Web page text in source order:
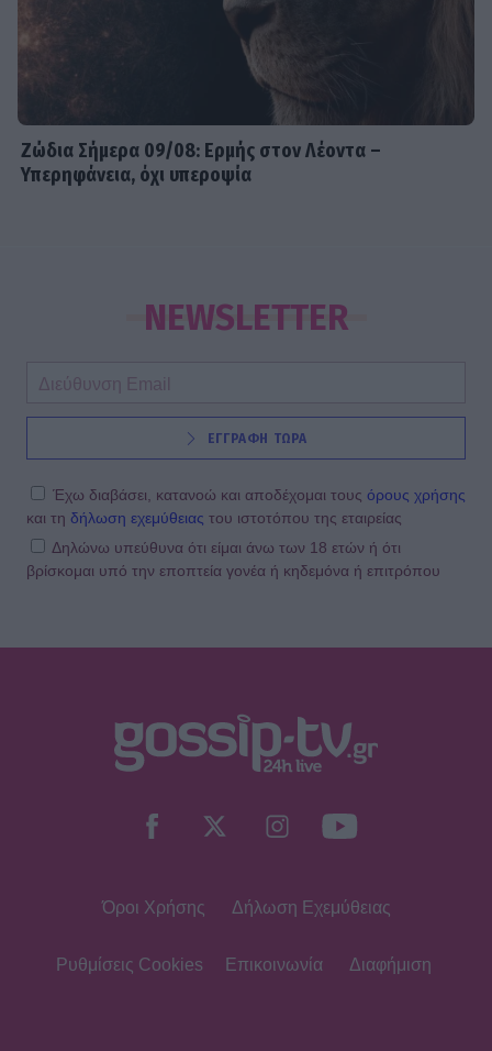
Ζώδια Σήμερα 09/08: Ερμής στον Λέοντα –
Υπερηφάνεια, όχι υπεροψία
NEWSLETTER
ΕΓΓΡΑΦΗ ΤΩΡΑ
Έχω διαβάσει, κατανοώ και αποδέχομαι τους όρους χρήσης
και τη δήλωση εχεμύθειας του ιστοτόπου της εταιρείας
Δηλώνω υπεύθυνα ότι είμαι άνω των 18 ετών ή ότι
βρίσκομαι υπό την εποπτεία γονέα ή κηδεμόνα ή επιτρόπου
Όροι Χρήσης Δήλωση Εχεμύθειας
Ρυθμίσεις Cookies Επικοινωνία Διαφήμιση